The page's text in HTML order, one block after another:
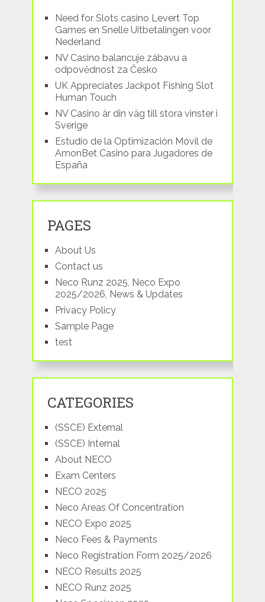
Need for Slots casino Levert Top
Games en Snelle Uitbetalingen voor
Nederland
NV Casino balancuje zábavu a
odpovědnost za Česko
UK Appreciates Jackpot Fishing Slot
Human Touch
NV Casino är din väg till stora vinster i
Sverige
Estudio de la Optimización Móvil de
AmonBet Casino para Jugadores de
España
PAGES
About Us
Contact us
Neco Runz 2025, Neco Expo
2025/2026, News & Updates
Privacy Policy
Sample Page
test
CATEGORIES
(SSCE) External
(SSCE) Internal
About NECO
Exam Centers
NECO 2025
Neco Areas Of Concentration
NECO Expo 2025
Neco Fees & Payments
Neco Registration Form 2025/2026
NECO Results 2025
NECO Runz 2025